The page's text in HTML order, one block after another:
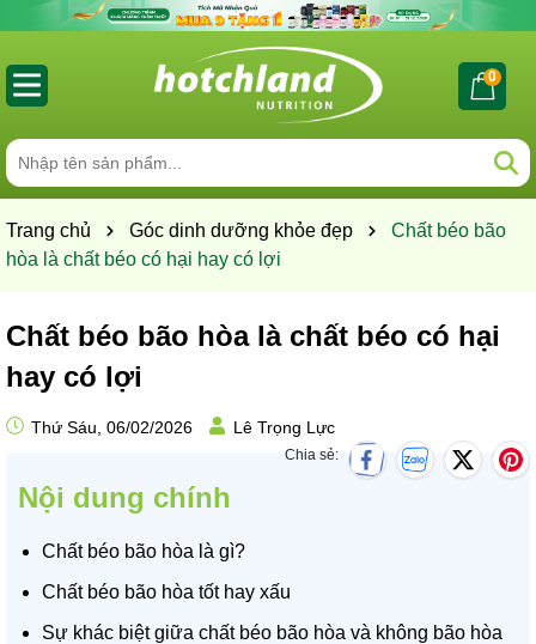
0
Trang chủ Góc dinh dưỡng khỏe đẹp
Chất béo bão
hòa là chất béo có hại hay có lợi
Chất béo bão hòa là chất béo có hại
hay có lợi
Thứ Sáu, 06/02/2026 Lê Trọng Lực
Chia sẻ:
Nội dung chính
Chất béo bão hòa là gì?
Chất béo bão hòa tốt hay xấu
Sự khác biệt giữa chất béo bão hòa và không bão hòa